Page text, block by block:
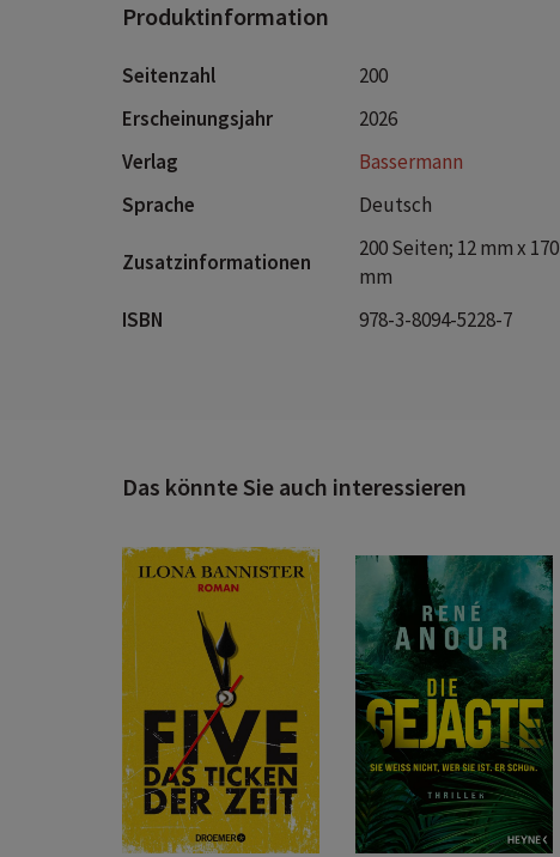
Produktinformation
Seitenzahl
200
Erscheinungsjahr
2026
Verlag
Bassermann
Sprache
Deutsch
Zusatzinformationen
200 Seiten; 12 mm x 170
mm
ISBN
978-3-8094-5228-7
Das könnte Sie auch interessieren